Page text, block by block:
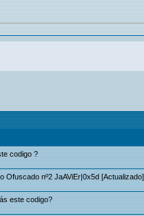
codigo ?
Ofuscado nº2 JaAViEr|0x5d [Actualizado]
este codigo?